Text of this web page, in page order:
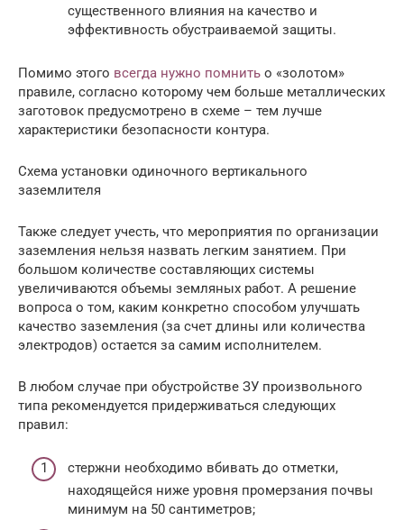
существенного влияния на качество и
эффективность обустраиваемой защиты.
Помимо этого всегда нужно помнить о «золотом»
правиле, согласно которому чем больше металлических
заготовок предусмотрено в схеме – тем лучше
характеристики безопасности контура.
Схема установки одиночного вертикального
заземлителя
Также следует учесть, что мероприятия по организации
заземления нельзя назвать легким занятием. При
большом количестве составляющих системы
увеличиваются объемы земляных работ. А решение
вопроса о том, каким конкретно способом улучшать
качество заземления (за счет длины или количества
электродов) остается за самим исполнителем.
В любом случае при обустройстве ЗУ произвольного
типа рекомендуется придерживаться следующих
правил:
стержни необходимо вбивать до отметки,
находящейся ниже уровня промерзания почвы
минимум на 50 сантиметров;